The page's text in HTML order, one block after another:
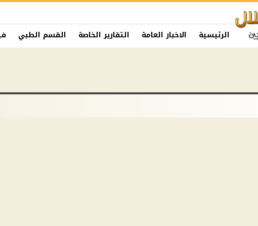
الرئيسية الاخبار العامة التقارير الخاصة القسم الطبي